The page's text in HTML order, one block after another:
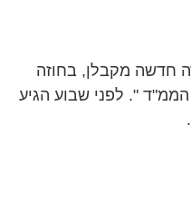
דירה חדשה מקבלן, בחוזה
חדר הממ"ד ". לפני שבוע הגיע